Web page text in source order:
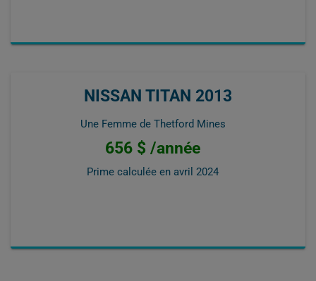
NISSAN TITAN 2013
Une Femme de Thetford Mines
656 $ /année
Prime calculée en avril 2024